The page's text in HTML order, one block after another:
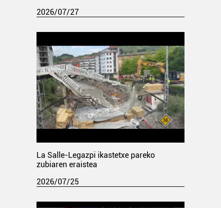
2026/07/27
La Salle-Legazpi ikastetxe pareko
zubiaren eraistea
2026/07/25